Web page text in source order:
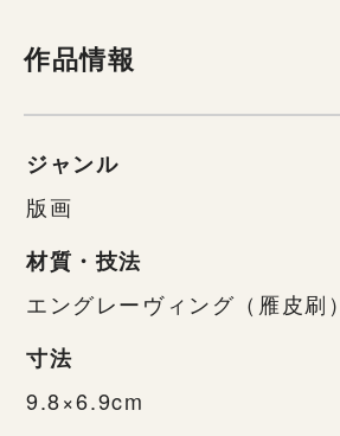
作品情報
ジャンル
版画
材質・技法
エングレーヴィング（雁皮刷）
寸法
9.8×6.9cm